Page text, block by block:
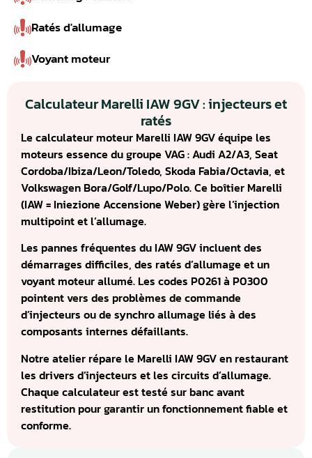
Ratés d'allumage
Voyant moteur
Calculateur Marelli IAW 9GV : injecteurs et
ratés
Le calculateur moteur Marelli IAW 9GV équipe les
moteurs essence du groupe VAG : Audi A2/A3, Seat
Cordoba/Ibiza/Leon/Toledo, Skoda Fabia/Octavia, et
Volkswagen Bora/Golf/Lupo/Polo. Ce boîtier Marelli
(IAW = Iniezione Accensione Weber) gère l’injection
multipoint et l’allumage.
Les pannes fréquentes du IAW 9GV incluent des
démarrages difficiles, des ratés d’allumage et un
voyant moteur allumé. Les codes P0261 à P0300
pointent vers des problèmes de commande
d’injecteurs ou de synchro allumage liés à des
composants internes défaillants.
Notre atelier répare le Marelli IAW 9GV en restaurant
les drivers d’injecteurs et les circuits d’allumage.
Chaque calculateur est testé sur banc avant
restitution pour garantir un fonctionnement fiable et
conforme.